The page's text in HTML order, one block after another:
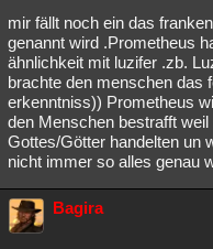
mir fällt noch ein das
genannt wird .Prometheus
ähnlichkeit mit luzifer .zb.
brachte den menschen das
erkenntniss)) Prometheus
den Menschen bestrafft
Gottes/Götter handelten un
nicht immer so alles genau
Bagira